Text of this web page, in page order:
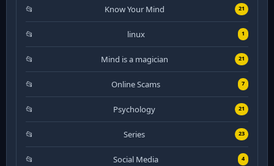
Know Your Mind 21
linux 1
Mind is a magician 21
Online Scams 7
Psychology 21
Series 23
Social Media 4